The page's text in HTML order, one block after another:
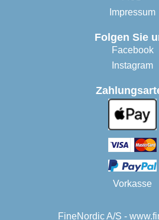
Impressum
Folgen Sie
Facebook
Instagram
Vorkasse
FineNordic A/S -